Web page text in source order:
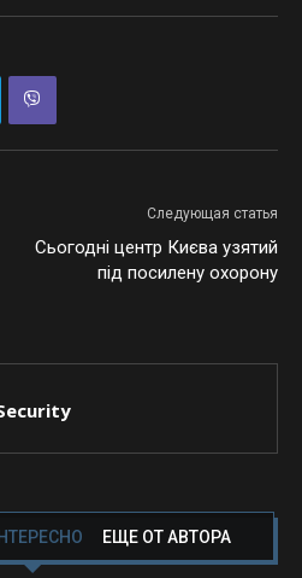
Следующая статья
Сьогодні центр Києва узятий
під посилену охорону
ЕЩЕ ОТ АВТОРА